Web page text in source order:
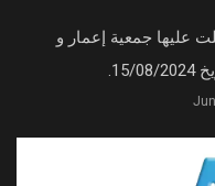
عليها جمعية إعمار و